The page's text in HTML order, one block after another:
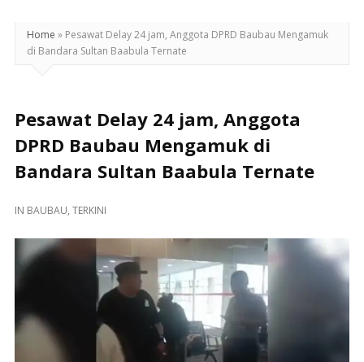
Home » Pesawat Delay 24 jam, Anggota DPRD Baubau Mengamuk
di Bandara Sultan Baabula Ternate
Pesawat Delay 24 jam, Anggota
DPRD Baubau Mengamuk di
Bandara Sultan Baabula Ternate
IN BAUBAU, TERKINI